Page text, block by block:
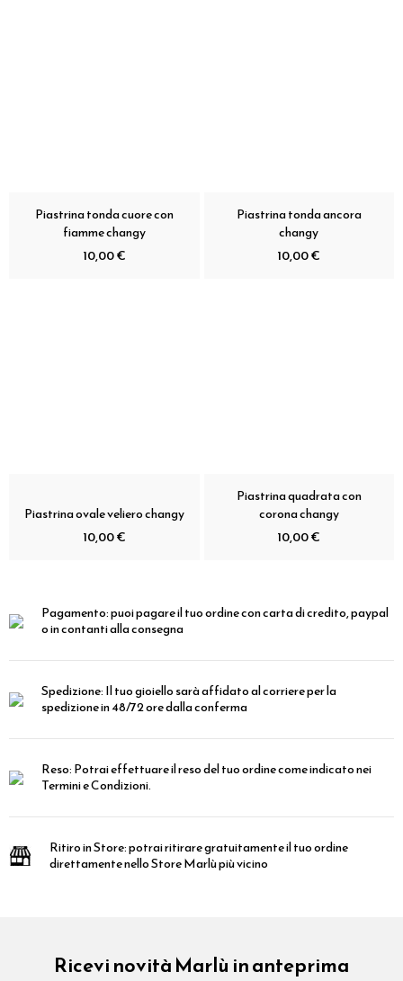
Piastrina tonda cuore con
fiamme changy
10,00 €
Piastrina tonda ancora
changy
10,00 €
Piastrina ovale veliero changy
10,00 €
Piastrina quadrata con
corona changy
10,00 €
Pagamento:puoi pagare il tuo ordine con carta di credito, paypal
o in contanti alla consegna
Spedizione:Il tuo gioiello sarà affidato al corriere per la
spedizione in 48/72 ore dalla conferma
Reso:Potrai effettuare il reso del tuo ordine come indicato nei
Termini e Condizioni.
Ritiro in Store:potrai ritirare gratuitamente il tuo ordine
direttamente nello Store Marlù più vicino
Ricevi novità Marlù in anteprima